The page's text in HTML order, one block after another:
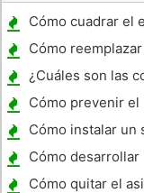
Cómo cuadrar el
goma
Cómo
en una camioneta
¿Cuáles son las
obligación de
Alquiler?
Cómo prevenir el
Interior
Cómo instalar un
audio y vídeo de
Caravan 2002
Cómo
Cómo quitar el